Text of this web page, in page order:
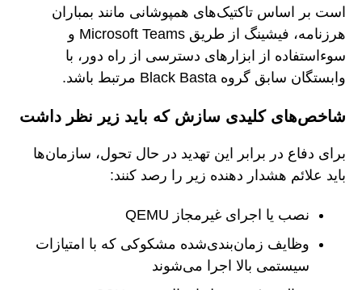
است بر اساس تاکتیک‌های همپوشانی مانند بمباران
هرزنامه، فیشینگ از طریق Microsoft Teams و
سوءاستفاده از ابزارهای دسترسی از راه دور، با
وابستگان سابق گروه Black Basta مرتبط باشد.
شاخص‌های کلیدی سازش که باید زیر نظر داشت
برای دفاع در برابر این تهدید در حال تحول، سازمان‌ها
باید علائم هشدار دهنده زیر را رصد کنند:
نصب یا اجرای غیرمجاز QEMU
وظایف زمان‌بندی‌شده مشکوکی که با امتیازات
سیستمی بالا اجرا می‌شوند